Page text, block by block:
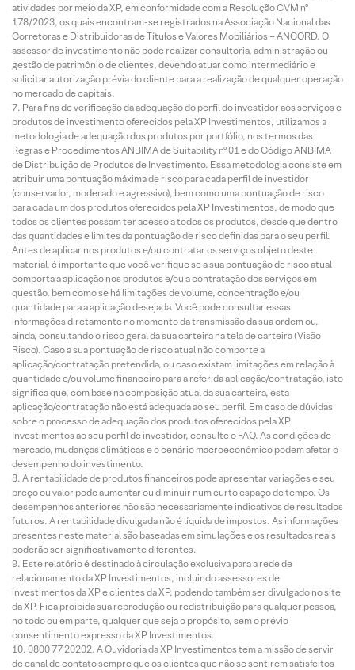
atividades por meio da XP, em conformidade com a Resolução CVM nº
178/2023, os quais encontram-se registrados na Associação Nacional das
Corretoras e Distribuidoras de Títulos e Valores Mobiliários – ANCORD. O
assessor de investimento não pode realizar consultoria, administração ou
gestão de patrimônio de clientes, devendo atuar como intermediário e
solicitar autorização prévia do cliente para a realização de qualquer operação
no mercado de capitais.
Para fins de verificação da adequação do perfil do investidor aos serviços e
produtos de investimento oferecidos pela XP Investimentos, utilizamos a
metodologia de adequação dos produtos por portfólio, nos termos das
Regras e Procedimentos ANBIMA de Suitability nº 01 e do Código ANBIMA
de Distribuição de Produtos de Investimento. Essa metodologia consiste em
atribuir uma pontuação máxima de risco para cada perfil de investidor
(conservador, moderado e agressivo), bem como uma pontuação de risco
para cada um dos produtos oferecidos pela XP Investimentos, de modo que
todos os clientes possam ter acesso a todos os produtos, desde que dentro
das quantidades e limites da pontuação de risco definidas para o seu perfil.
Antes de aplicar nos produtos e/ou contratar os serviços objeto deste
material, é importante que você verifique se a sua pontuação de risco atual
comporta a aplicação nos produtos e/ou a contratação dos serviços em
questão, bem como se há limitações de volume, concentração e/ou
quantidade para a aplicação desejada. Você pode consultar essas
informações diretamente no momento da transmissão da sua ordem ou,
ainda, consultando o risco geral da sua carteira na tela de carteira (Visão
Risco). Caso a sua pontuação de risco atual não comporte a
aplicação/contratação pretendida, ou caso existam limitações em relação à
quantidade e/ou volume financeiro para a referida aplicação/contratação, isto
significa que, com base na composição atual da sua carteira, esta
aplicação/contratação não está adequada ao seu perfil. Em caso de dúvidas
sobre o processo de adequação dos produtos oferecidos pela XP
Investimentos ao seu perfil de investidor, consulte o FAQ. As condições de
mercado, mudanças climáticas e o cenário macroeconômico podem afetar o
desempenho do investimento.
A rentabilidade de produtos financeiros pode apresentar variações e seu
preço ou valor pode aumentar ou diminuir num curto espaço de tempo. Os
desempenhos anteriores não são necessariamente indicativos de resultados
futuros. A rentabilidade divulgada não é líquida de impostos. As informações
presentes neste material são baseadas em simulações e os resultados reais
poderão ser significativamente diferentes.
Este relatório é destinado à circulação exclusiva para a rede de
relacionamento da XP Investimentos, incluindo assessores de
investimentos da XP e clientes da XP, podendo também ser divulgado no site
da XP. Fica proibida sua reprodução ou redistribuição para qualquer pessoa,
no todo ou em parte, qualquer que seja o propósito, sem o prévio
consentimento expresso da XP Investimentos.
0800 77 20202. A Ouvidoria da XP Investimentos tem a missão de servir
de canal de contato sempre que os clientes que não se sentirem satisfeitos